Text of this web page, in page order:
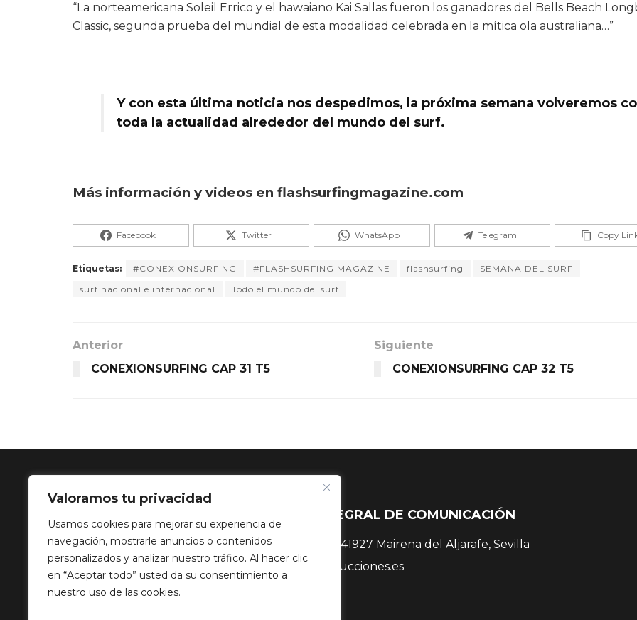
Valoramos tu privacidad
Usamos cookies para mejorar su experiencia de
navegación, mostrarle anuncios o contenidos
personalizados y analizar nuestro tráfico. Al hacer clic
en “Aceptar todo” usted da su consentimiento a
nuestro uso de las cookies.
“La norteamericana Soleil Errico y el hawaiano Kai Sallas fueron los ganadores del Bells Beach
Classic, segunda prueba del mundial de esta modalidad celebrada en la mítica ola australiana…”
Y con esta última noticia nos despedimos, la próxima semana volveremos
toda la actualidad alrededor del mundo del surf.
Más información y videos en flashsurfingmagazine.com
Facebook Twitter WhatsApp Telegram Copy
Etiquetas: #CONEXIONSURFING #FLASHSURFING MAGAZINE flashsurfing
SEMANA DEL SURF
surf nacional e internacional
Todo el mundo del surf
Anterior
CONEXIONSURFING CAP 31 T5
Siguiente
CONEXIONSURFING CAP 32 T5
SOLUCIÓN INTEGRAL DE COMUNICACIÓN
Calle Balance, 38, 41927 Mairena del Aljarafe, Sevilla
info@mediatproducciones.es